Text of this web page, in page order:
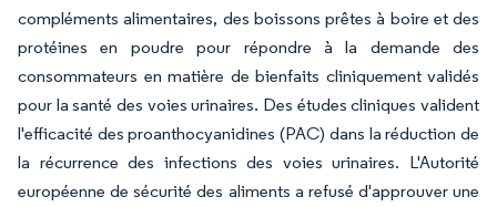
compléments alimentaires, des boissons prêtes à boire et des
protéines en poudre pour répondre à la demande des
consommateurs en matière de bienfaits cliniquement validés
pour la santé des voies urinaires. Des études cliniques valident
l'efficacité des proanthocyanidines (PAC) dans la réduction de
la récurrence des infections des voies urinaires. L'Autorité
européenne de sécurité des aliments a refusé d'approuver une